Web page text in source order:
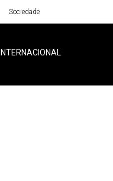
Sociedade
INTERNACIONAL